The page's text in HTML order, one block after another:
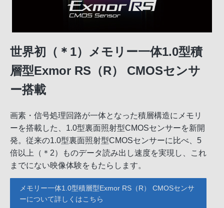
世界初（＊1）メモリー一体1.0型積
層型Exmor RS（R） CMOSセンサ
ー搭載
画素・信号処理回路が一体となった積層構造にメモリ
ーを搭載した、1.0型裏面照射型CMOSセンサーを新開
発。従来の1.0型裏面照射型CMOSセンサーに比べ、5
倍以上（＊2）ものデータ読み出し速度を実現し、これ
までにない映像体験をもたらします。
メモリー一体1.0型積層型Exmor RS（R） CMOSセンサ
ーについて詳しくはこちら